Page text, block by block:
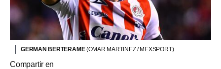
GERMAN BERTERAME(OMAR MARTINEZ / MEXSPORT)
Compartir en